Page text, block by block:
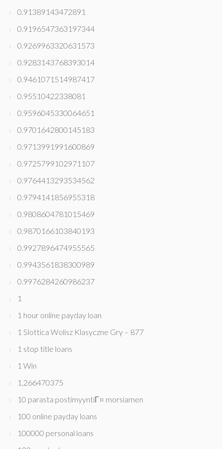
0.91389143472891
0.9196547363197344
0.9269963320631573
0.9283143768393014
0.9461071514987417
0.95510422338081
0.9596045330064651
0.9701642800145183
0.9713991991600869
0.9725799102971107
0.9764413293534562
0.9794141856955318
0.9808604781015469
0.9870166103840193
0.9927896474955565
0.9943561838300989
0.9976284260986237
1
1 hour online payday loan
1 Slottica Wolisz Klasyczne Gry – 877
1 stop title loans
1 Win
1,266470375
10 parasta postimyyntiГ¤ morsiamen
100 online payday loans
100000 personal loans